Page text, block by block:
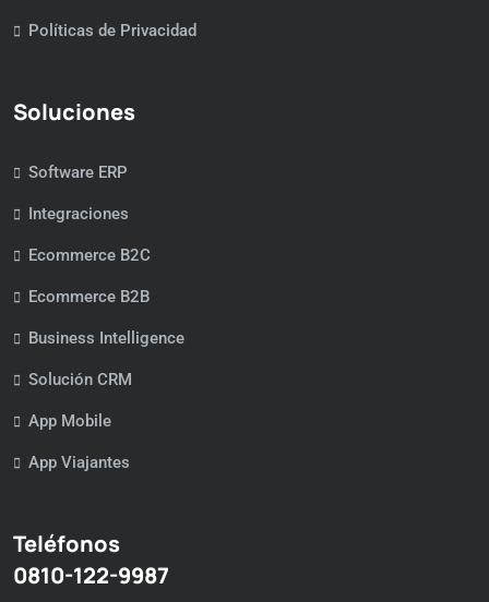
Políticas de Privacidad
Soluciones
Software ERP
Integraciones
Ecommerce B2C
Ecommerce B2B
Business Intelligence
Solución CRM
App Mobile
App Viajantes
Teléfonos
0810-122-9987